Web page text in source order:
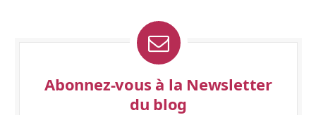
Abonnez-vous à la Newsletter
du blog